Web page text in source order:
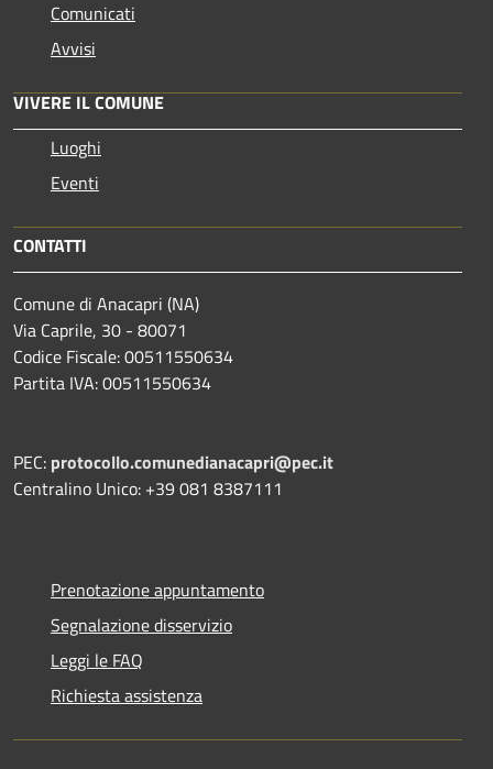
Comunicati
Avvisi
VIVERE IL COMUNE
Luoghi
Eventi
CONTATTI
Comune di Anacapri (NA)
Via Caprile, 30 - 80071
Codice Fiscale: 00511550634
Partita IVA: 00511550634
PEC: protocollo.comunedianacapri@pec.it
Centralino Unico: +39 081 8387111
Prenotazione appuntamento
Segnalazione disservizio
Leggi le FAQ
Richiesta assistenza